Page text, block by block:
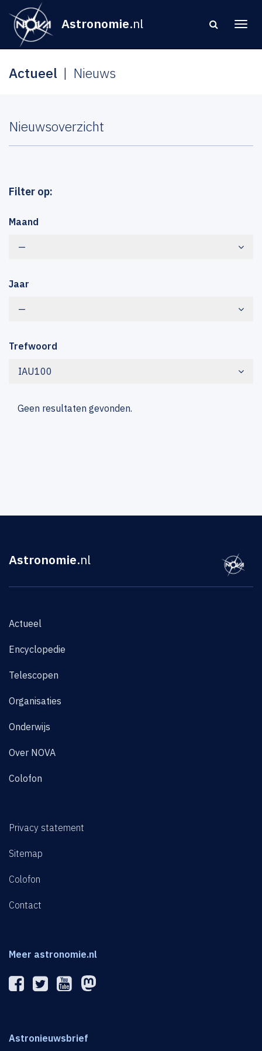
Astronomie.nl
Actueel Nieuws
Nieuwsoverzicht
Filter op:
Maand
—
Jaar
—
Trefwoord
IAU100
Geen resultaten gevonden.
Astronomie.nl
Actueel
Encyclopedie
Telescopen
Organisaties
Onderwijs
Over NOVA
Colofon
Privacy statement
Sitemap
Colofon
Contact
Meer astronomie.nl
Astronieuwsbrief